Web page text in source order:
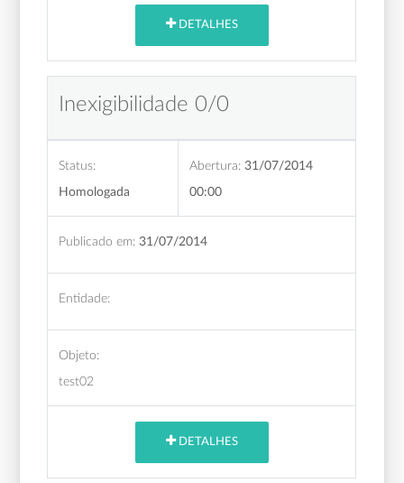
DETALHES
Inexigibilidade 0/0
Status:
Homologada
Abertura: 31/07/2014
00:00
Publicado em: 31/07/2014
Entidade:
Objeto:
test02
DETALHES